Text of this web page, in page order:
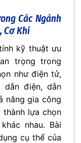
Các Ngành
Cơ Khí
kỹ thuật ưu
trọng trong
như điện tử,
dẫn điện, dẫn
năng gia công
thành lựa chọn
nhau. Bài
cụ thể của